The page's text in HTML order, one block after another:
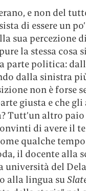
e non del
di essere un
sua percezione
la stessa cosa
parte politica:
dalla sinistra
non è forse
giusta e che
Tutt’un altro
di avere il
qualche
il docente alla
università del
alla lingua su